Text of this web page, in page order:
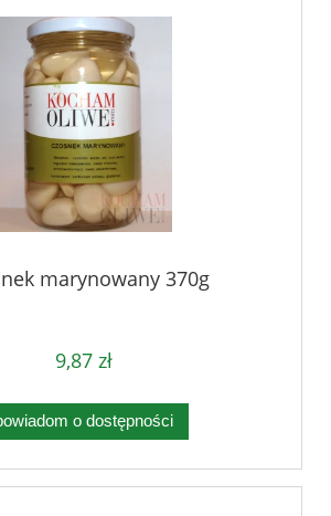
marynowany 370g
9,87 zł
o dostępności